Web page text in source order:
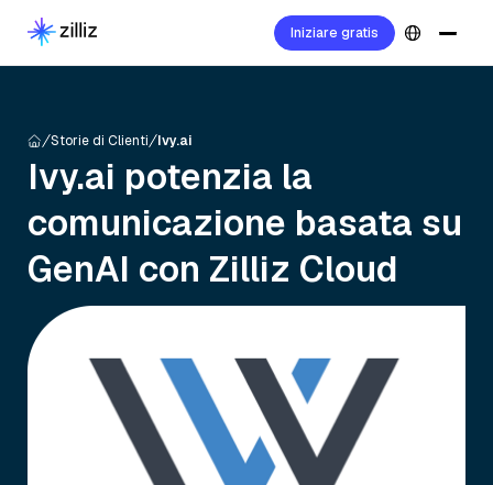
Iniziare gratis
Storie di Clienti Ivy.ai
Ivy.ai potenzia la
comunicazione basata su
GenAI con Zilliz Cloud